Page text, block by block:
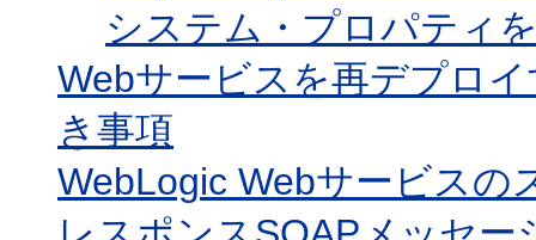
システム・プロパティ
Webサービスを再デプロ
き事項
WebLogic Webサービスの